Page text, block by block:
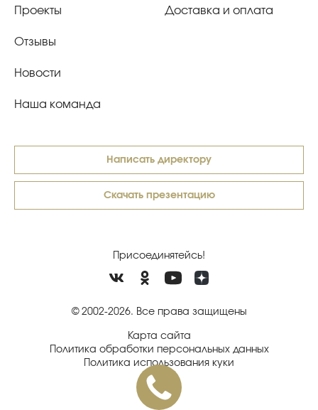
Проекты
Отзывы
Новости
Наша команда
Доставка и оплата
Написать директору
Скачать презентацию
Присоединятейсь!
© 2002-2026. Все права защищены
Карта сайта
Политика обработки персональных данных
Политика использования куки